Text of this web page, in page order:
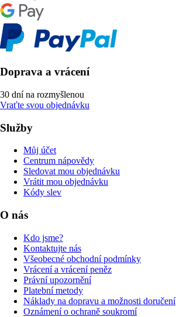
Doprava a vrácení
30 dní na rozmyšlenou
Vraťte svou objednávku
Služby
Můj účet
Centrum nápovědy
Sledovat mou objednávku
Vrátit mou objednávku
Kódy slev
O nás
Kdo jsme?
Kontaktujte nás
Všeobecné obchodní podmínky
Vrácení a vrácení peněz
Právní upozornění
Platební metody
Náklady na dopravu a možnosti doručení
Oznámení o ochraně soukromí